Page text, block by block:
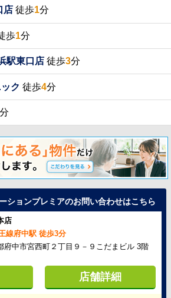
店 徒歩1分
歩1分
駅東口店 徒歩3分
ク 徒歩4分
分
ションプレミアのお問い合わせはこちら
店
線府中駅 徒歩3分
府中市宮西町２丁目９－９こだまビル 3階
店舗詳細